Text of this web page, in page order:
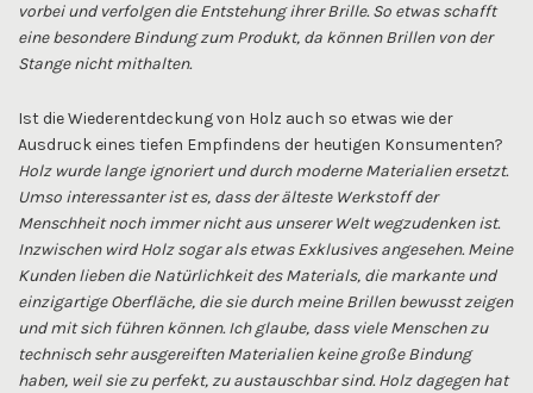
vorbei und verfolgen die Entstehung ihrer Brille. So etwas schafft
eine besondere Bindung zum Produkt, da können Brillen von der
Stange nicht mithalten.
Ist die Wiederentdeckung von Holz auch so etwas wie der
Ausdruck eines tiefen Empfindens der heutigen Konsumenten?
Holz wurde lange ignoriert und durch moderne Materialien ersetzt.
Umso interessanter ist es, dass der älteste Werkstoff der
Menschheit noch immer nicht aus unserer Welt wegzudenken ist.
Inzwischen wird Holz sogar als etwas Exklusives angesehen. Meine
Kunden lieben die Natürlichkeit des Materials, die markante und
einzigartige Oberfläche, die sie durch meine Brillen bewusst zeigen
und mit sich führen können. Ich glaube, dass viele Menschen zu
technisch sehr ausgereiften Materialien keine große Bindung
haben, weil sie zu perfekt, zu austauschbar sind. Holz dagegen hat